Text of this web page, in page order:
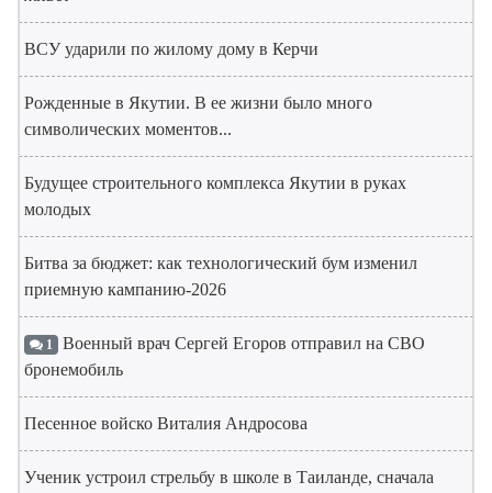
ВСУ ударили по жилому дому в Керчи
Рожденные в Якутии. В ее жизни было много
символических моментов...
Будущее строительного комплекса Якутии в руках
молодых
Битва за бюджет: как технологический бум изменил
приемную кампанию-2026
1 Военный врач Сергей Егоров отправил на СВО
бронемобиль
Песенное войско Виталия Андросова
Ученик устроил стрельбу в школе в Таиланде, сначала